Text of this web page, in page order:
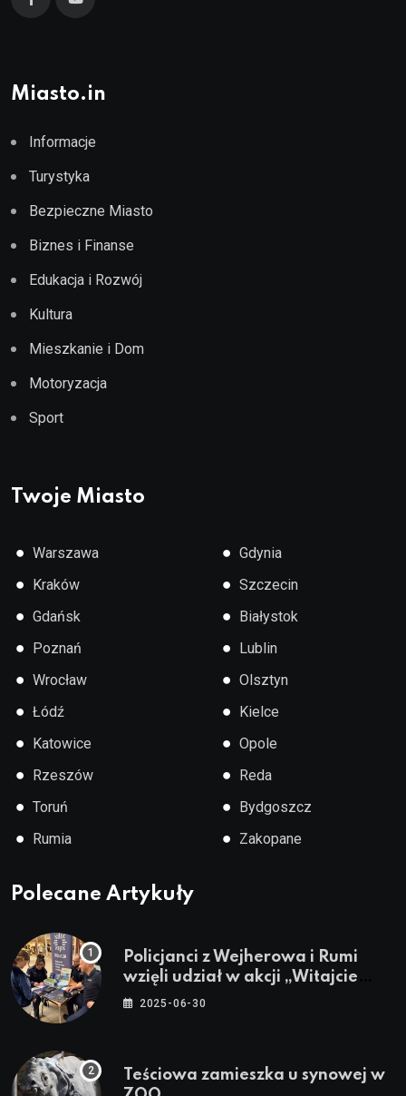
Miasto.in
Informacje
Turystyka
Bezpieczne Miasto
Biznes i Finanse
Edukacja i Rozwój
Kultura
Mieszkanie i Dom
Motoryzacja
Sport
Twoje Miasto
● Warszawa
● Kraków
● Gdańsk
● Poznań
● Wrocław
● Łódź
● Katowice
● Rzeszów
● Toruń
● Rumia
● Gdynia
● Szczecin
● Białystok
● Lublin
● Olsztyn
● Kielce
● Opole
● Reda
● Bydgoszcz
● Zakopane
Polecane Artykuły
Policjanci z Wejherowa i Rumi
wzięli udział w akcji „Witajcie
Wakacje”
2025-06-30
Teściowa zamieszka u synowej w